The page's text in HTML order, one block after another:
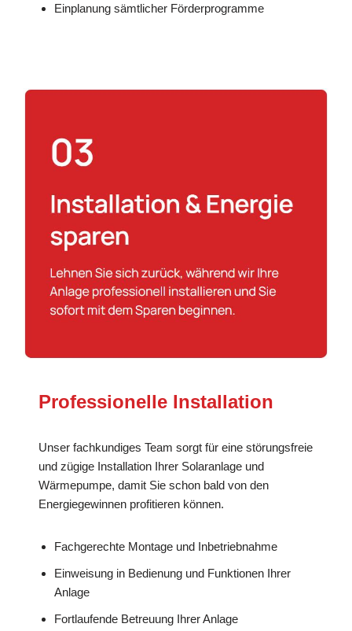
Einplanung sämtlicher Förderprogramme
Professionelle Installation
Unser fachkundiges Team sorgt für eine störungsfreie
und zügige Installation Ihrer Solaranlage und
Wärmepumpe, damit Sie schon bald von den
Energiegewinnen profitieren können.
Fachgerechte Montage und Inbetriebnahme
Einweisung in Bedienung und Funktionen Ihrer
Anlage
Fortlaufende Betreuung Ihrer Anlage